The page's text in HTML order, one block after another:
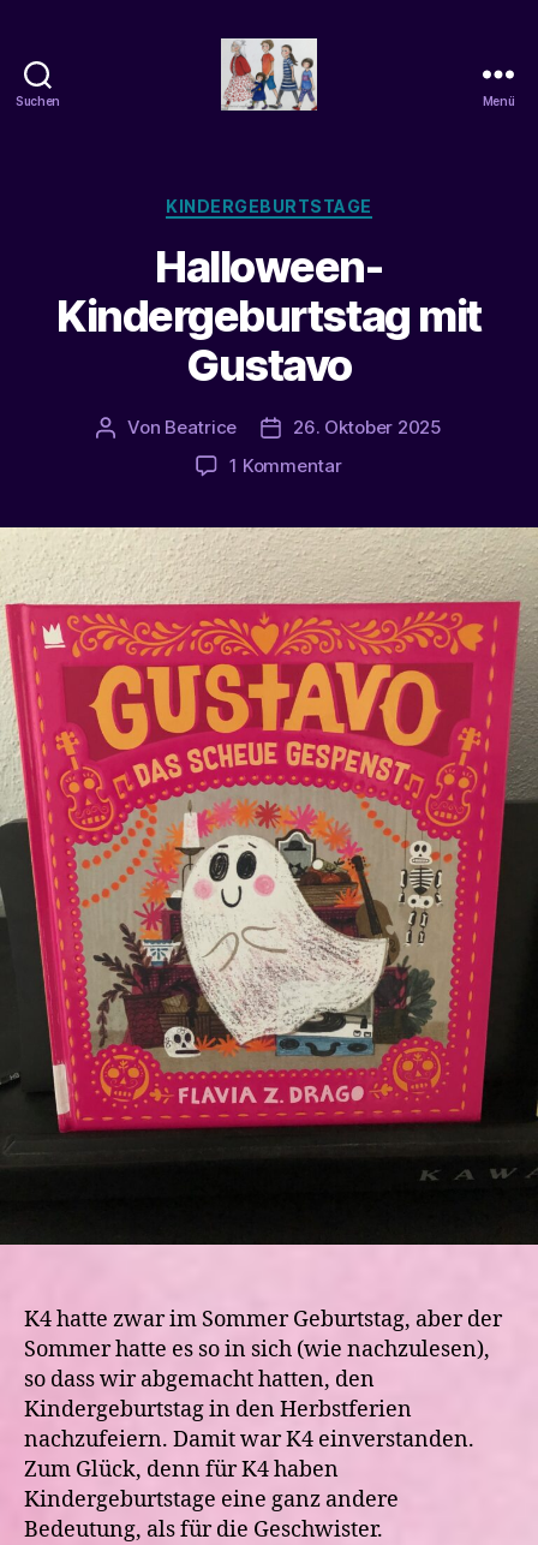
Suchen Menü
Kategorien
KINDERGEBURTSTAGE
Halloween-
Kindergeburtstag mit
Gustavo
Beitragsautor
Von Beatrice Veröffentlichungsdatum
26. Oktober 2025
1 Kommentarzu
mit
Gustavo
K4 hatte zwar im Sommer Geburtstag, aber der
Sommer hatte es so in sich (wie nachzulesen),
so dass wir abgemacht hatten, den
Kindergeburtstag in den Herbstferien
nachzufeiern. Damit war K4 einverstanden.
Zum Glück, denn für K4 haben
Kindergeburtstage eine ganz andere
Bedeutung, als für die Geschwister.